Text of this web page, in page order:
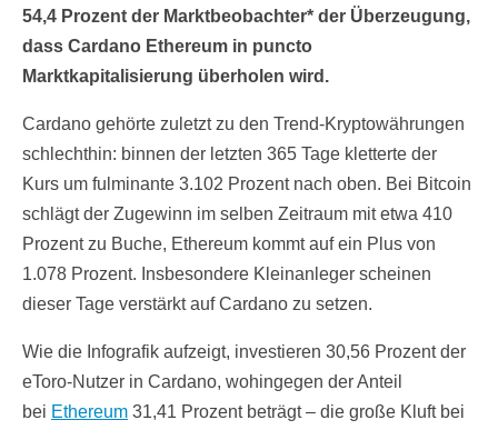
54,4 Prozent der Marktbeobachter* der Überzeugung,
dass Cardano Ethereum in puncto
Marktkapitalisierung überholen wird.
Cardano gehörte zuletzt zu den Trend-Kryptowährungen
schlechthin: binnen der letzten 365 Tage kletterte der
Kurs um fulminante 3.102 Prozent nach oben. Bei Bitcoin
schlägt der Zugewinn im selben Zeitraum mit etwa 410
Prozent zu Buche, Ethereum kommt auf ein Plus von
1.078 Prozent. Insbesondere Kleinanleger scheinen
dieser Tage verstärkt auf Cardano zu setzen.
Wie die Infografik aufzeigt, investieren 30,56 Prozent der
eToro-Nutzer in Cardano, wohingegen der Anteil
bei Ethereum 31,41 Prozent beträgt – die große Kluft bei